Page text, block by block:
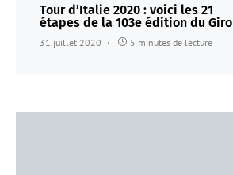
Tour d’Italie 2020 : voici les 21
étapes de la 103e édition du Giro
31 juillet 2020 5 minutes de lecture